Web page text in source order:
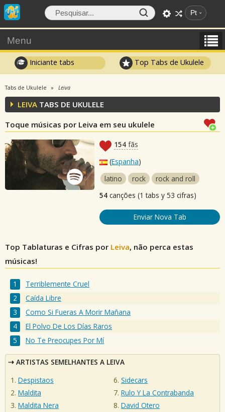
Pt
Menu
Iniciante tabs Top Tabs de Ukulele
Tabs de Ukulele Leiva
LEIVA TABS DE UKULELE
Toque músicas por Leiva em seu ukulele
154 fãs
(Espanha)
latino
rock
rock and roll
54 canções (1 tabs y 53 cifras)
Enviar Nova Tab
Top Tablaturas e Cifras por Leiva, não perca estas
músicas!
Terriblemente Cruel
Caída Libre
Como Si Fueras A Morir Mañana
El Polvo De Los Días Raros
No Te Preocupes Por Mí
ARTISTAS SEMELHANTES A LEIVA
Despistaos
Maldita
Maldita Nera
Sidecars
Rulo Y La Contrabanda
David Otero